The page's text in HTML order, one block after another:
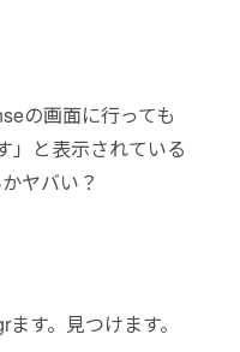
の画面に行っても
」と表示されている
ヤバい？
す。見つけます。